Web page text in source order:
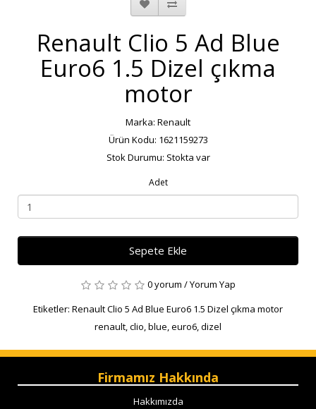
Renault Clio 5 Ad Blue
Euro6 1.5 Dizel çıkma
motor
Marka: Renault
Ürün Kodu: 1621159273
Stok Durumu: Stokta var
Adet
Sepete Ekle
0 yorum /Yorum Yap
Etiketler: Renault Clio 5 Ad Blue Euro6 1.5 Dizel çıkma motor
renault,clio,blue,euro6,dizel
Firmamız Hakkında
Hakkımızda